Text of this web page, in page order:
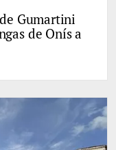
Gumartini
de Onís a